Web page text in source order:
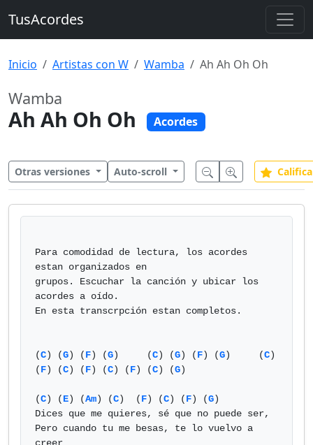
TusAcordes
Inicio Artistas con W Wamba Ah Ah Oh Oh
Wamba
Ah Ah Oh Oh Acordes
Otras versiones Auto-scroll
Para comodidad de lectura, los acordes
estan organizados en
grupos. Escuchar la canción y ubicar los
acordes a oído.
En esta transcrpción estan completos.
(C) (G) (F) (G)     (C) (G) (F) (G)     (C)
(F) (C) (F) (C) (F) (C) (G)
(C) (E) (Am) (C)  (F) (C) (F) (G)
Dices que me quieres, sé que no puede ser,
Pero cuando tu me besas, te lo vuelvo a